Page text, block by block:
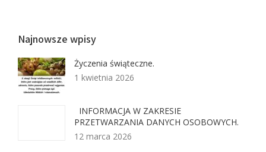
Najnowsze wpisy
Życzenia świąteczne.
1 kwietnia 2026
INFORMACJA W ZAKRESIE
PRZETWARZANIA DANYCH OSOBOWYCH.
12 marca 2026